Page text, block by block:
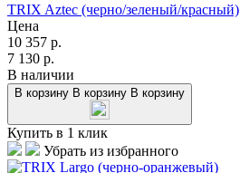
TRIX Aztec (черно/зеленый/красный)
Цена
10 357 р.
7 130 р.
В наличии
В корзину В корзину В корзину
Купить в 1 клик
Убрать из избранного